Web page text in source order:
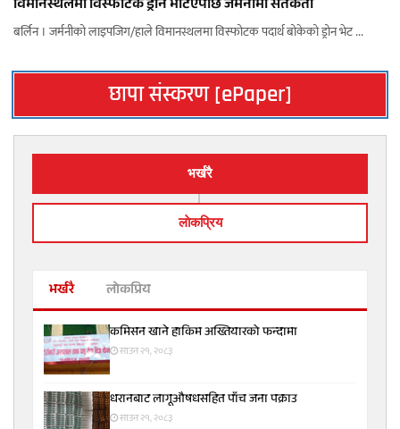
विमानस्थलमा विस्फोटक ड्रोन भेटिएपछि जर्मनीमा सतर्कता
बर्लिन । जर्मनीको लाइपजिग/हाले विमानस्थलमा विस्फोटक पदार्थ बोकेको ड्रोन भेट ...
छापा संस्करण [ePaper]
भर्खरै
लाेकप्रिय
भर्खरै लोकप्रिय
कमिसन खाने हाकिम अख्तियारको फन्दामा
साउन २१, २०८३
धरानबाट लागूऔषधसहित पाँच जना पक्राउ
साउन २१, २०८३